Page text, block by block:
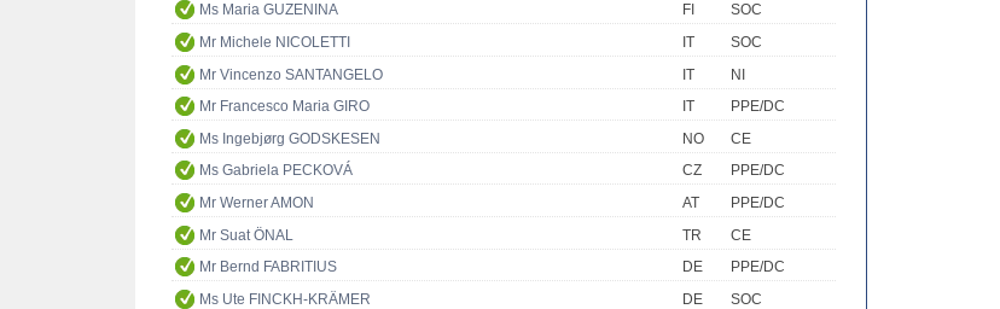
Ms Maria GUZENINA
FI
SOC
Mr Michele NICOLETTI
IT
SOC
Mr Vincenzo SANTANGELO
IT
NI
Mr Francesco Maria GIRO
IT
PPE/DC
Ms Ingebjørg GODSKESEN
NO
CE
Ms Gabriela PECKOVÁ
CZ
PPE/DC
Mr Werner AMON
AT
PPE/DC
Mr Suat ÖNAL
TR
CE
Mr Bernd FABRITIUS
DE
PPE/DC
Ms Ute FINCKH-KRÄMER
DE
SOC